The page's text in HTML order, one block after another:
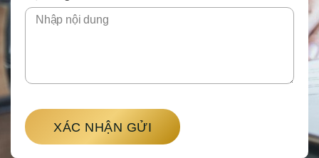
XÁC NHẬN GỬI